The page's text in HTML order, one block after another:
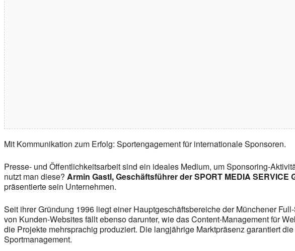
Mit Kommunikation zum Erfolg: Sportengagement für internationale Sponsoren.
Presse- und Öffentlichkeitsarbeit sind ein ideales Medium, um Sponsoring-
nutzt man diese? Armin Gastl, Geschäftsführer der SPORT MEDIA SERVICE
präsentierte sein Unternehmen.
Seit ihrer Gründung 1996 liegt einer Hauptgeschäftsbereiche der Münchener
von Kunden-Websites fällt ebenso darunter, wie das Content-Management für
die Projekte mehrsprachig produziert. Die langjährige Marktpräsenz garantiert
Sportmanagement.